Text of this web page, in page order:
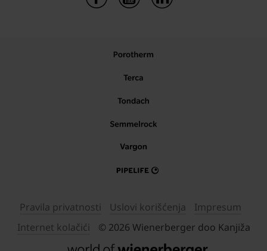
Pravila privatnosti Uslovi korišćenja
Impresum
Internet kolačići
© 2026 Wienerberger doo Kanjiža